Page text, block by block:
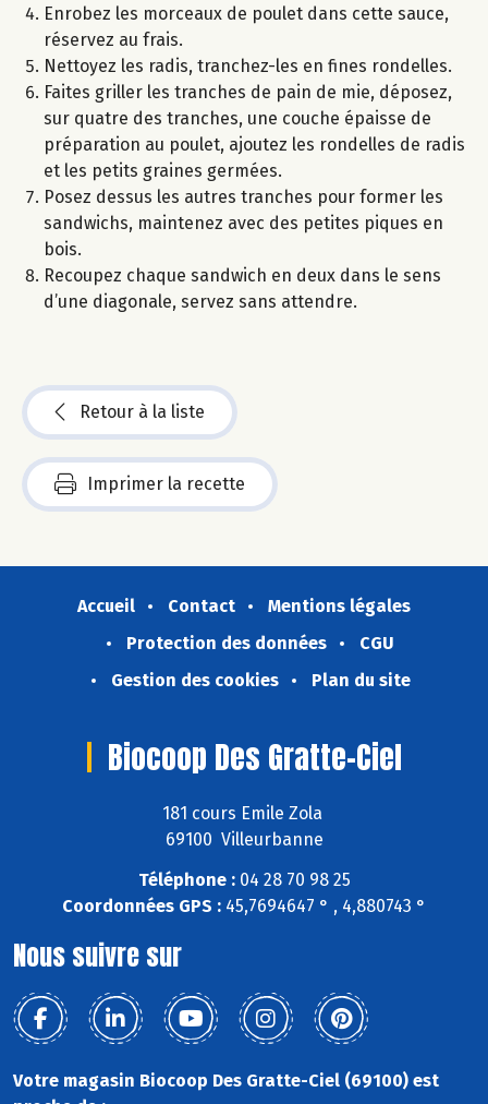
Enrobez les morceaux de poulet dans cette sauce,
réservez au frais.
Nettoyez les radis, tranchez-les en fines rondelles.
Faites griller les tranches de pain de mie, déposez,
sur quatre des tranches, une couche épaisse de
préparation au poulet, ajoutez les rondelles de radis
et les petits graines germées.
Posez dessus les autres tranches pour former les
sandwichs, maintenez avec des petites piques en
bois.
Recoupez chaque sandwich en deux dans le sens
d’une diagonale, servez sans attendre.
Retour à la liste
Imprimer la recette
Accueil Contact
Mentions légales
Protection des données
CGU
Gestion des cookies
Plan du site
Biocoop Des Gratte-Ciel
181 cours Emile Zola
69100 Villeurbanne
Téléphone :04 28 70 98 25
Coordonnées GPS : 45,7694647 ° , 4,880743 °
Nous suivre sur
Votre magasin Biocoop Des Gratte-Ciel (69100) est